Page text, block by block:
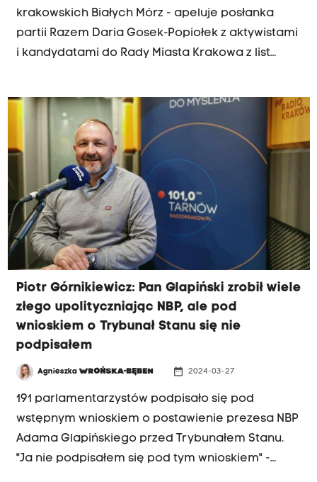
krakowskich Białych Mórz - apeluje posłanka
partii Razem Daria Gosek-Popiołek z aktywistami
i kandydatami do Rady Miasta Krakowa z list
Bereżnickiej-Płońskiej to jedno z nielicznych
miejsc, gdzie można utworzyć dla mieszkańców
park XXL.
Piotr Górnikiewicz: Pan Glapiński zrobił wiele
złego upolityczniając NBP, ale pod
wnioskiem o Trybunał Stanu się nie
podpisałem
AgnieszkaWROŃSKA-BĘBEN date_range 2024-03-27
191 parlamentarzystów podpisało się pod
wstępnym wnioskiem o postawienie prezesa NBP
Adama Glapińskiego przed Trybunałem Stanu.
"Ja nie podpisałem się pod tym wnioskiem" -